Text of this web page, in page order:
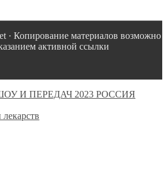
· Копирование материалов возможно
активной ссылки
И ПЕРЕДАЧ 2023 РОССИЯ